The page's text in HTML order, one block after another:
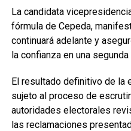
La candidata
fórmula de Cepeda,
continuará adelante y
la confianza en una segunda
El resultado definitivo de la
sujeto al proceso de
autoridades electorales
las reclamaciones